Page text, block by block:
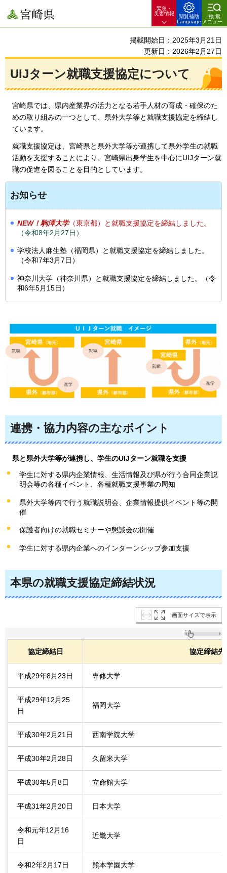
宮崎県
緊急・
災害情報
閲覧補助
Language
検索
メニュー
掲載開始日：2025年3月21日
更新日：2026年2月27日
UIJターン就職支援協定について
宮崎県では、県内産業界の活力となる若手人材の育成・確保のた
めの取り組みの一つとして、県外大学等と就職支援協定を締結し
ています。
就職支援協定は、宮崎県と県外大学等が連携して県外学生の就職
活動を支援することにより、宮崎県出身学生を中心にUIJターン就
職の促進を図ることを目的としています。
お知らせ
NEW！駒澤大学（東京都）と就職支援協定を締結しました。
（令和8年2月27日）
学校法人麻生塾（福岡県）と就職支援協定を締結しました。
（令和7年3月7日）
神奈川大学（神奈川県）と就職支援協定を締結しました。（令
和6年5月15日）
連携・協力内容の主なポイント
県と県外大学等が連携し、学生のUIJターン就職を支援
学生に対する県内企業情報、生活情報及び県が行う合同企業説
明会等の各種イベント、各種就職支援事業の周知
県外大学等内で行う就職説明会、企業情報提供イベント等の開
催
保護者向けの就職セミナーや懇談会の開催
学生に対する県内企業へのインターンシップ参加支援
本県の就職支援協定締結状況
画面サイズで表示
協定締結日 協定締結先
平成29年8月23日 専修大学
平成29年12月25
日
福岡大学
平成30年2月21日 西南学院大学
平成30年2月28日 久留米大学
平成30年5月8日 立命館大学
平成31年2月20日 日本大学
令和元年12月16
日
近畿大学
令和2年2月17日 熊本学園大学